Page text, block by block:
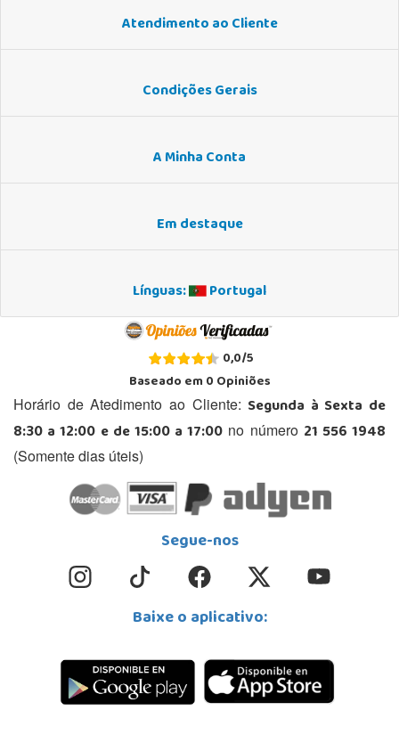
Atendimento ao Cliente
Condições Gerais
A Minha Conta
Em destaque
Línguas: Portugal
0,0/5
Baseado em0Opiniões
Horário de Atedimento ao Cliente: Segunda à Sexta de
8:30 a 12:00 e de 15:00 a 17:00 no número 21 556 1948
(Somente dias úteis)
Segue-nos
Baixe o aplicativo: